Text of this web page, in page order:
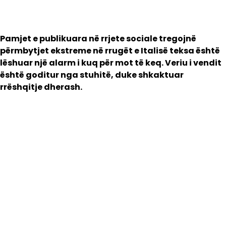
Pamjet e publikuara në rrjete sociale tregojnë
përmbytjet ekstreme në rrugët e Italisë teksa është
lëshuar një alarm i kuq për mot të keq. Veriu i vendit
është goditur nga stuhitë, duke shkaktuar
rrëshqitje dherash.